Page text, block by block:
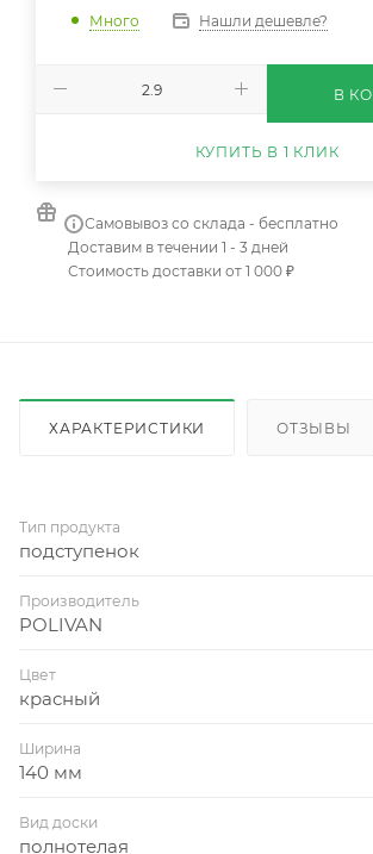
Много Нашли дешевле?
В
КУПИТЬ В 1 КЛИК
Самовывоз со склада - бесплатно
Доставим в течении 1 - 3 дней
Стоимость доставки от 1 000 ₽
ХАРАКТЕРИСТИКИ ОТЗЫВЫ
Тип продукта
подступенок
Производитель
POLIVAN
Цвет
красный
Ширина
140 мм
Вид доски
полнотелая